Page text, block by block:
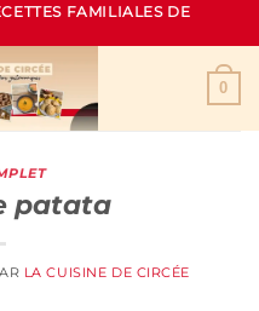
FAMILIALES DE
0
patata
LA CUISINE DE CIRCÉE